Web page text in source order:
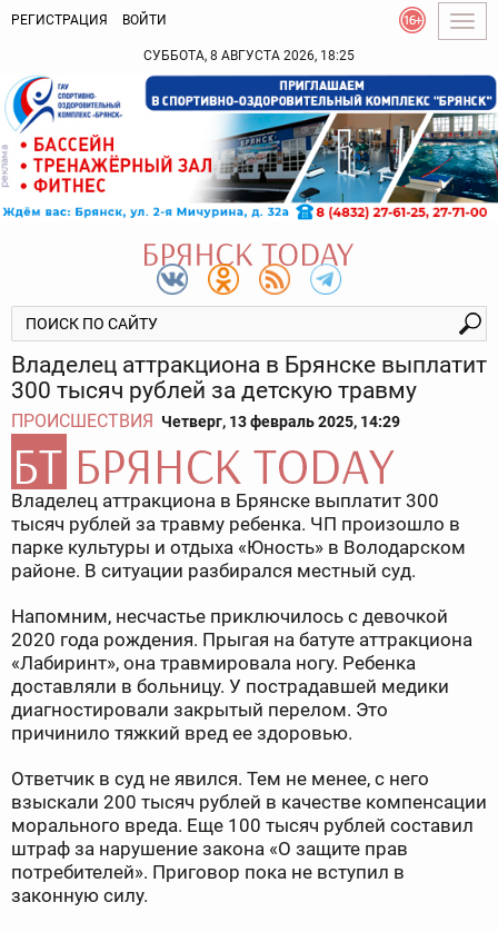
РЕГИСТРАЦИЯ ВОЙТИ
СУББОТА, 8 АВГУСТА 2026, 18:25
Владелец аттракциона в Брянске выплатит
300 тысяч рублей за детскую травму
ПРОИСШЕСТВИЯ Четверг, 13 февраль 2025, 14:29
Владелец аттракциона в Брянске выплатит 300
тысяч рублей за травму ребенка. ЧП произошло в
парке культуры и отдыха «Юность» в Володарском
районе. В ситуации разбирался местный суд.
Напомним, несчастье приключилось с девочкой
2020 года рождения. Прыгая на батуте аттракциона
«Лабиринт», она травмировала ногу. Ребенка
доставляли в больницу. У пострадавшей медики
диагностировали закрытый перелом. Это
причинило тяжкий вред ее здоровью.
Ответчик в суд не явился. Тем не менее, с него
взыскали 200 тысяч рублей в качестве компенсации
морального вреда. Еще 100 тысяч рублей составил
штраф за нарушение закона «О защите прав
потребителей». Приговор пока не вступил в
законную силу.